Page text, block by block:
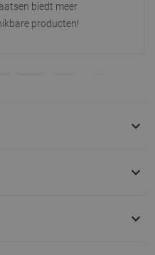
biedt meer
producten!


